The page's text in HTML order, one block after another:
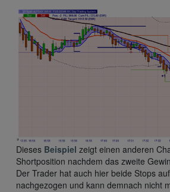
Dieses Beispiel zeigt einen anderen
Shortposition nachdem das zweite
Der Trader hat auch hier beide Stops
nachgezogen und kann demnach nicht